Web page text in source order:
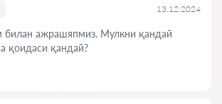
13.12.2024
билан ажрашяпмиз. Мулкни қандай
қоидаси қандай?